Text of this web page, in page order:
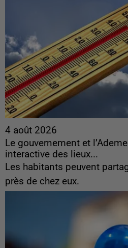
4 août 2026
Le gouvernement et
interactive des lieux...
Les habitants peuvent
près de chez eux.